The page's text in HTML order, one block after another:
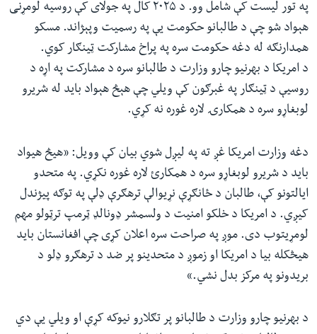
په تور لیست کې شامل وو. د ۲۰۲۵ کال په جولای کې روسیه لومړنی
هېواد شو چې د طالبانو حکومت یې په رسمیت وپېژاند. مسکو
همدارنګه له دغه حکومت سره په پراخ مشارکت ټینګار کوي.
د امریکا د بهرنیو چارو وزارت د طالبانو سره د مشارکت په اړه د
روسیې د ټینګار په غبرګون کې ویلي چې هېڅ هېواد باید له شریرو
لوبغاړو سره د همکارۍ لاره غوره نه کړي.
دغه وزارت امریکا غږ ته په لیږل شوي بیان کې وویل: «هیڅ هیواد
باید د شریرو لوبغاړو سره د همکارئ لاره غوره نکړي. په متحدو
ایالتونو کې، طالبان د ځانګړې نړیوالې ترهګرې ډلې په توګه پیژندل
کیږي. د امریکا د خلکو امنیت د ولسمشر ډونالډ ټرمپ ترټولو مهم
لومړیتوب دی. موږ په صراحت سره اعلان کړی چې افغانستان باید
هیڅکله بیا د امریکا او زموږ د متحدینو پر ضد د ترهګرو ډلو د
بریدونو په مرکز بدل نشي.»
د بهرنیو چارو وزارت د طالبانو پر تګلارو نیوکه کړې او ویلي یې دي